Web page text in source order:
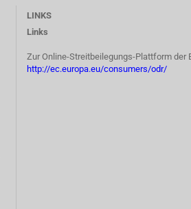
LINKS
Links
Zur Online-Streitbeilegungs-Plattform der
http://ec.europa.eu/consumers/odr/